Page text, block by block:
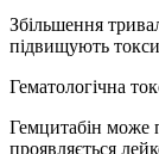
Збільшення
підвищують
Гематологічна
Гемцитабін може
проявляється